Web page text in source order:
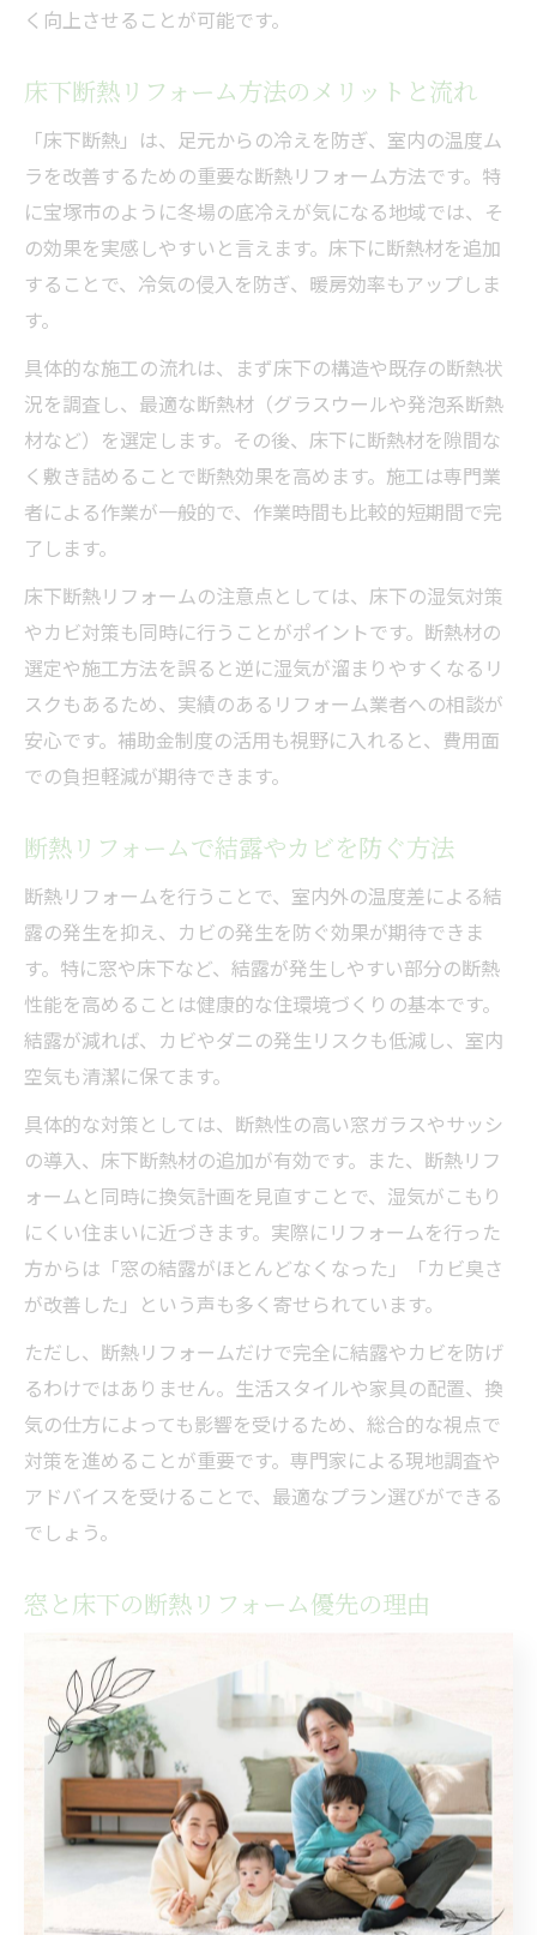
く向上させることが可能です。
床下断熱リフォーム方法のメリットと流れ
「床下断熱」は、足元からの冷えを防ぎ、室内の温度ム
ラを改善するための重要な断熱リフォーム方法です。特
に宝塚市のように冬場の底冷えが気になる地域では、そ
の効果を実感しやすいと言えます。床下に断熱材を追加
することで、冷気の侵入を防ぎ、暖房効率もアップしま
す。
具体的な施工の流れは、まず床下の構造や既存の断熱状
況を調査し、最適な断熱材（グラスウールや発泡系断熱
材など）を選定します。その後、床下に断熱材を隙間な
く敷き詰めることで断熱効果を高めます。施工は専門業
者による作業が一般的で、作業時間も比較的短期間で完
了します。
床下断熱リフォームの注意点としては、床下の湿気対策
やカビ対策も同時に行うことがポイントです。断熱材の
選定や施工方法を誤ると逆に湿気が溜まりやすくなるリ
スクもあるため、実績のあるリフォーム業者への相談が
安心です。補助金制度の活用も視野に入れると、費用面
での負担軽減が期待できます。
断熱リフォームで結露やカビを防ぐ方法
断熱リフォームを行うことで、室内外の温度差による結
露の発生を抑え、カビの発生を防ぐ効果が期待できま
す。特に窓や床下など、結露が発生しやすい部分の断熱
性能を高めることは健康的な住環境づくりの基本です。
結露が減れば、カビやダニの発生リスクも低減し、室内
空気も清潔に保てます。
具体的な対策としては、断熱性の高い窓ガラスやサッシ
の導入、床下断熱材の追加が有効です。また、断熱リフ
ォームと同時に換気計画を見直すことで、湿気がこもり
にくい住まいに近づきます。実際にリフォームを行った
方からは「窓の結露がほとんどなくなった」「カビ臭さ
が改善した」という声も多く寄せられています。
ただし、断熱リフォームだけで完全に結露やカビを防げ
るわけではありません。生活スタイルや家具の配置、換
気の仕方によっても影響を受けるため、総合的な視点で
対策を進めることが重要です。専門家による現地調査や
アドバイスを受けることで、最適なプラン選びができる
でしょう。
窓と床下の断熱リフォーム優先の理由
断熱リフォームの優先順位として「窓」と「床下」が推
奨される理由は、費用対効果の高さと施工のしやすさに
あります。壁の断熱材追加は大規模な工事となりがちで
予算も膨らみますが、窓や床下の対策は比較的短期間・
低コストで大きな効果を得やすいのが特徴です。
窓は住宅全体の熱損失の約5割を占めると言われており、
床下も冬場の冷気侵入の主な経路となっています。この
ため、まずはこの2か所の断熱性能を高めることが、冷